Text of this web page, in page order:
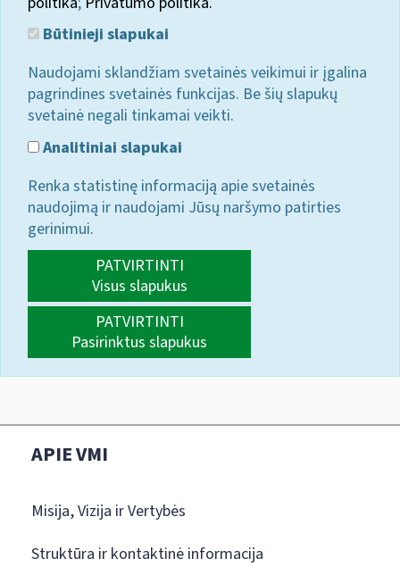
Būtinieji slapukai
Naudojami sklandžiam svetainės veikimui ir įgalina
pagrindines svetainės funkcijas. Be šių slapukų
svetainė negali tinkamai veikti.
Analitiniai slapukai
Renka statistinę informaciją apie svetainės
naudojimą ir naudojami Jūsų naršymo patirties
gerinimui.
PATVIRTINTI
Visus slapukus
PATVIRTINTI
Pasirinktus slapukus
APIE VMI
Misija, Vizija ir Vertybės
Struktūra ir kontaktinė informacija